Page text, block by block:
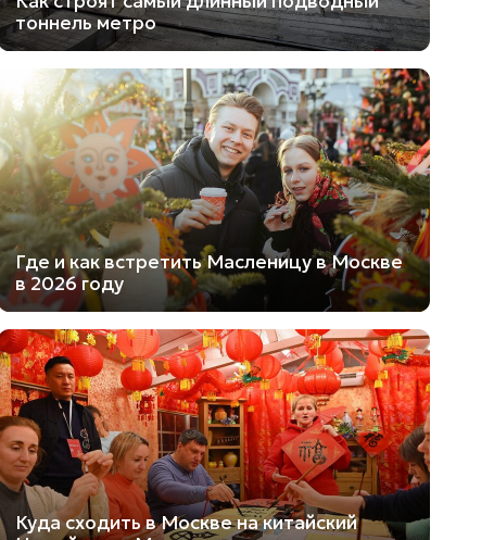
тоннель метро
Где и как встретить Масленицу в Москве
в 2026 году
Куда сходить в Москве на китайский